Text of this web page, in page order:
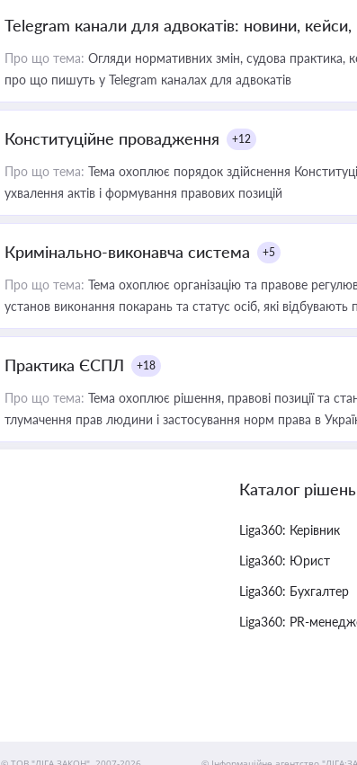
Telegram канали для адвокатів: новини, кейси,
Про що тема: Огляди нормативних змін, судова практика,
про що пишуть у Telegram каналах для адвокатів
Конституційне провадження +12
Про що тема: Тема охоплює порядок здійснення
ухвалення актів і формування правових позицій
Кримінально-виконавча система +5
Про що тема: Тема охоплює організацію та правове
установ виконання покарань та статус осіб, які відбувають
Практика ЄСПЛ +18
Про що тема: Тема охоплює рішення, правові позиції та
тлумачення прав людини і застосування норм права в
Каталог рішень
Liga360: Керівник
Liga360: Юрист
Liga360: Бухгалтер
Liga360: PR-